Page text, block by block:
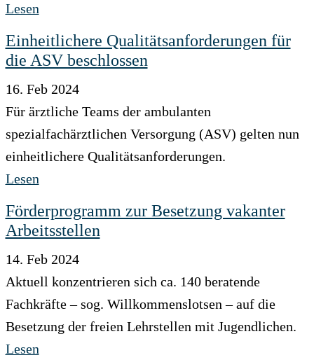
Lesen
Einheitlichere Qualitätsanforderungen für
die ASV beschlossen
16. Feb 2024
Für ärztliche Teams der ambulanten
spezialfachärztlichen Versorgung (ASV) gelten nun
einheitlichere Qualitätsanforderungen.
Lesen
Förderprogramm zur Besetzung vakanter
Arbeitsstellen
14. Feb 2024
Aktuell konzentrieren sich ca. 140 beratende
Fachkräfte – sog. Willkommenslotsen – auf die
Besetzung der freien Lehrstellen mit Jugendlichen.
Lesen